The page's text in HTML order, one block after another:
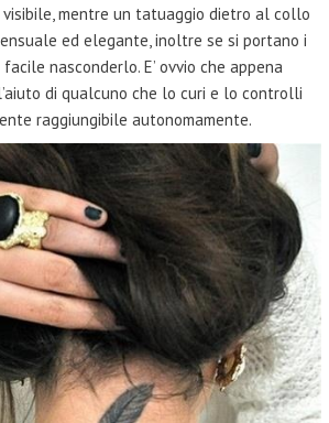
mentre un tatuaggio dietro al collo
ed elegante, inoltre se si portano i
nasconderlo. E’ ovvio che appena
di qualcuno che lo curi e lo controlli
raggiungibile autonomamente.